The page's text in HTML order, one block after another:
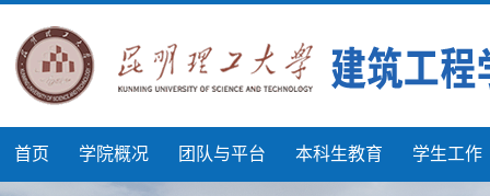
首页 学院概况 团队与平台 本科生教育 学生工作